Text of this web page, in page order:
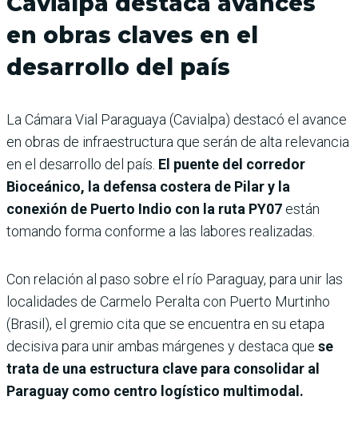
en obras claves en el
desarrollo del país
La Cámara Vial Paraguaya (Cavialpa) destacó el avance
en obras de infraestructura que serán de alta relevancia
en el desarrollo del país. El puente del corredor
Bioceánico, la defensa costera de Pilar y la
conexión de Puerto Indio con la ruta PY07 están
tomando forma conforme a las labores realizadas.
Con relación al paso sobre el río Paraguay, para unir las
localidades de Carmelo Peralta con Puerto Murtinho
(Brasil), el gremio cita que se encuentra en su etapa
decisiva para unir ambas márgenes y destaca que se
trata de una estructura clave para consolidar al
Paraguay como centro logístico multimodal.